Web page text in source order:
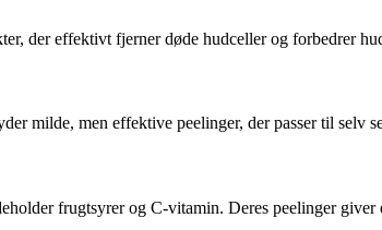
der effektivt fjerner døde hudceller og forbedrer
milde, men effektive peelinger, der passer til
frugtsyrer og C-vitamin. Deres peelinger